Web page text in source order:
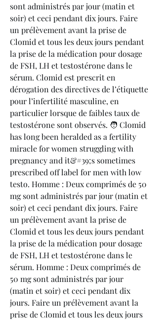
sont administrés par jour (matin et
soir) et ceci pendant dix jours. Faire
un prélèvement avant la prise de
Clomid et tous les deux jours pendant
la prise de la médication pour dosage
de FSH, LH et testostérone dans le
sérum. Clomid est prescrit en
dérogation des directives de l’étiquette
pour l’infertilité masculine, en
particulier lorsque de faibles taux de
testostérone sont observés. 🧑‍ Clomid
has long been heralded as a fertility
miracle for women struggling with
pregnancy and it&#39;s sometimes
prescribed off label for men with low
testo. Homme : Deux comprimés de 50
mg sont administrés par jour (matin et
soir) et ceci pendant dix jours. Faire
un prélèvement avant la prise de
Clomid et tous les deux jours pendant
la prise de la médication pour dosage
de FSH, LH et testostérone dans le
sérum. Homme : Deux comprimés de
50 mg sont administrés par jour
(matin et soir) et ceci pendant dix
jours. Faire un prélèvement avant la
prise de Clomid et tous les deux jours